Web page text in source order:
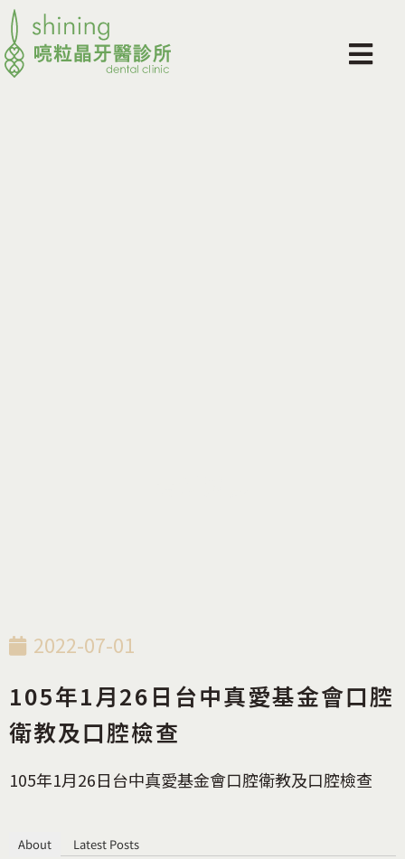
2022-07-01
105年1月26日台中真愛基金會口腔
衛教及口腔檢查
105年1月26日台中真愛基金會口腔衛教及口腔檢查
About Latest Posts